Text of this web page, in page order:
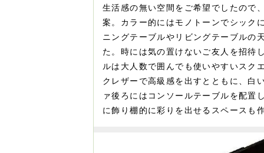
生活感の無い空間をご希望でしたので
案。カラー的にはモノトーンでシック
ニングテーブルやリビングテーブルの
た。時には気の置けないご友人を招待
ルは大人数で囲んでも使いやすいスク
クレザーで高級感を出すとともに、白
ァ後ろにはコンソールテーブルを配置
に飾り棚的に彩りを出せるスペースも